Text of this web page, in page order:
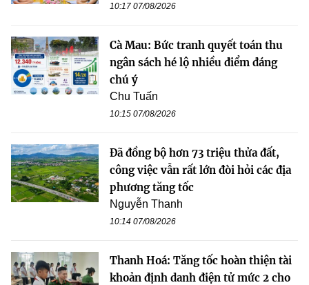
10:17 07/08/2026
Cà Mau: Bức tranh quyết toán thu
ngân sách hé lộ nhiều điểm đáng
chú ý
Chu Tuấn
10:15 07/08/2026
Đã đồng bộ hơn 73 triệu thửa đất,
công việc vẫn rất lớn đòi hỏi các địa
phương tăng tốc
Nguyễn Thanh
10:14 07/08/2026
Thanh Hoá: Tăng tốc hoàn thiện tài
khoản định danh điện tử mức 2 cho